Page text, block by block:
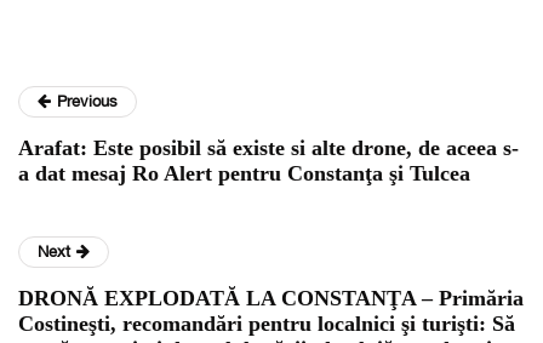
Previous
Arafat: Este posibil să existe si alte drone, de aceea s-
a dat mesaj Ro Alert pentru Constanţa şi Tulcea
Next
DRONĂ EXPLODATĂ LA CONSTANŢA – Primăria
Costineşti, recomandări pentru localnici şi turişti: Să